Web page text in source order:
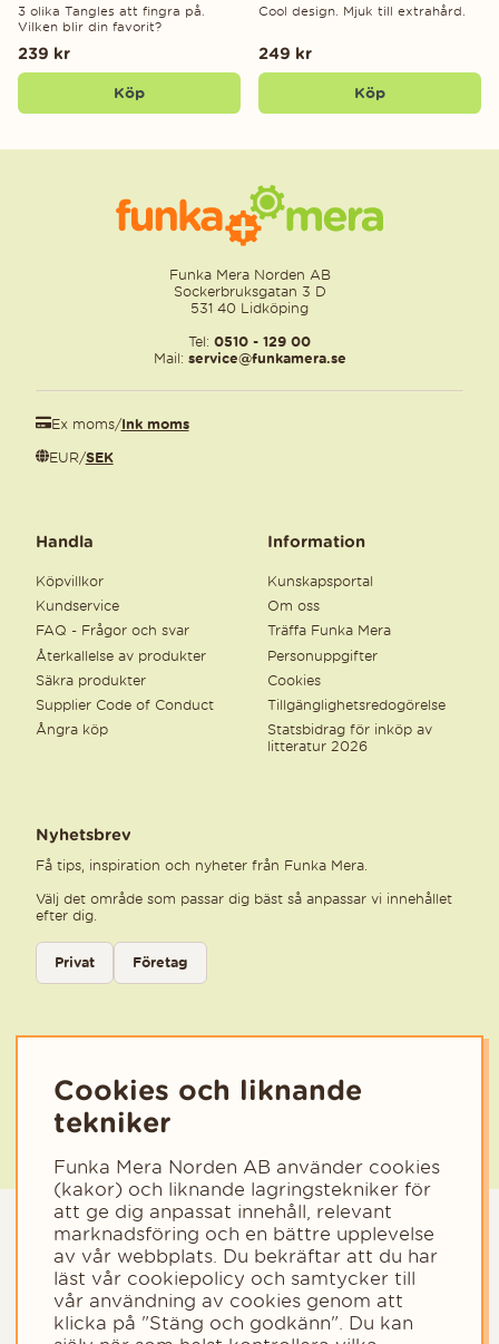
3 olika Tangles att fingra på.
Vilken blir din favorit?
239 kr
Köp
Cool design. Mjuk till extrahård.
249 kr
Köp
Funka Mera Norden AB
Sockerbruksgatan 3 D
531 40 Lidköping
Tel: 0510 - 129 00
Mail: service@funkamera.se
Ex moms/Ink moms
EUR/SEK
Handla
Köpvillkor
Kundservice
FAQ - Frågor och svar
Återkallelse av produkter
Säkra produkter
Supplier Code of Conduct
Ångra köp
Information
Kunskapsportal
Om oss
Träffa Funka Mera
Personuppgifter
Cookies
Tillgänglighetsredogörelse
Statsbidrag för inköp av
litteratur 2026
Nyhetsbrev
Få tips, inspiration och nyheter från Funka Mera.
Välj det område som passar dig bäst så anpassar vi innehållet
efter dig.
Välj kategori för nyhetsbrev
Privat
Företag
Cookies och liknande
tekniker
Funka Mera Norden AB använder cookies
(kakor) och liknande lagringstekniker för
att ge dig anpassat innehåll, relevant
marknadsföring och en bättre upplevelse
av vår webbplats. Du bekräftar att du har
läst vår cookiepolicy och samtycker till
vår användning av cookies genom att
klicka på "Stäng och godkänn". Du kan